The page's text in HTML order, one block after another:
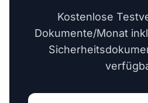
Kostenlose
Dokumente/Monat